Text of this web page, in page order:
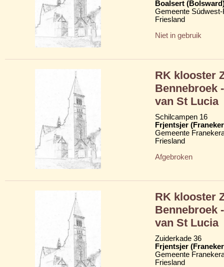
Boalsert
Gemeente
Friesland
Niet in gebruik
RK klooster
Bennebroek
van St Lucia
Schilcampen 16
Frjentsjer
Gemeente
Friesland
Afgebroken
RK klooster
Bennebroek
van St Lucia
Zuiderkade 36
Frjentsjer
Gemeente
Friesland